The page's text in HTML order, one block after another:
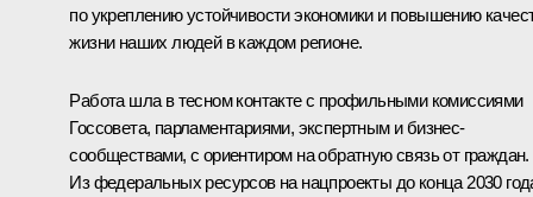
по укреплению устойчивости экономики и повышению
жизни наших людей в каждом регионе.
Работа шла в тесном контакте с профильными комиссиями
Госсовета, парламентариями, экспертным и бизнес-
сообществами, с ориентиром на обратную связь от граждан.
Из федеральных ресурсов на нацпроекты до конца 2030